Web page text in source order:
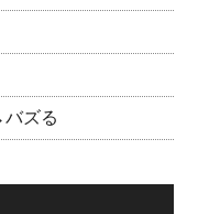
ズる